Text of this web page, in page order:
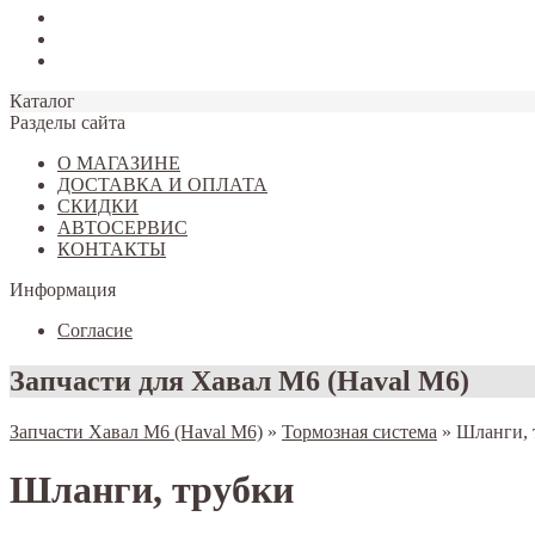
Каталог
Разделы сайта
О МАГАЗИНЕ
ДОСТАВКА И ОПЛАТА
СКИДКИ
АВТОСЕРВИС
КОНТАКТЫ
Информация
Согласие
Запчасти для Хавал M6 (Haval M6)
Запчасти Хавал M6 (Haval M6) » Тормозная система » Шланги,
Шланги, трубки